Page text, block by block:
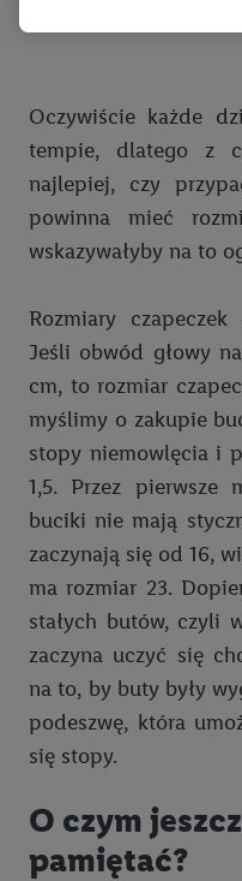
Oczywiście każde
tempie, dlatego z
najlepiej, czy
powinna mieć
wskazywałyby na to
Rozmiary
Jeśli obwód głowy
cm, to rozmiar
myślimy o zakupie
stopy niemowlęcia i
1,5. Przez pierwsze
buciki nie mają
zaczynają się od 16,
ma rozmiar 23.
stałych butów, czyli
zaczyna uczyć się
na to, by buty były
podeszwę, która
się stopy.
O czym
pamiętać?
marketingowych poza
urządzeń końcowych
Państwa gospodarstwa
uczestnikami programu
zachowań zakupowych w
wyżej wymienionych
statystyki kampanii
niezależny administrator
Tworzenie
generowaniu profili, które
innych usług. Obejmuje to
korzystania z usług Lidl,
Lidl, informacji z konta
dokładnych danych
różne urządzenia końcowe i
przechowywanie lub
urządzeniach końcowych
(tzw. segmentów). W
marketingowych,
pomiaru wydajności/
bezpieczeństwa
konkretnych treści.